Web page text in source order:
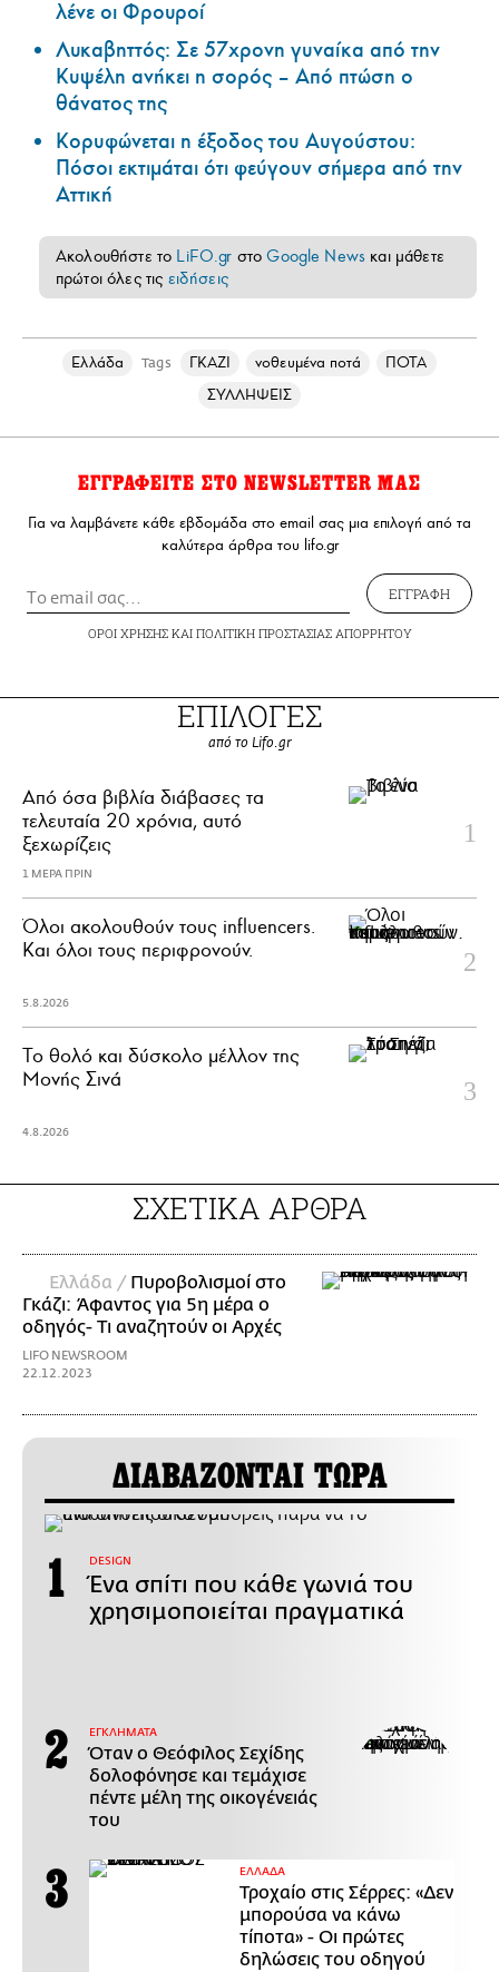
λένε οι Φρουροί
Λυκαβηττός: Σε 57χρονη γυναίκα από την
Κυψέλη ανήκει η σορός – Από πτώση ο
θάνατος της
Κορυφώνεται η έξοδος του Αυγούστου:
Πόσοι εκτιμάται ότι φεύγουν σήμερα από την
Αττική
Ακολουθήστε το LiFO.gr στοGoogle News και μάθετε
πρώτοι όλες τις ειδήσεις
Ελλάδα Tags ΓΚΑΖΙ νοθευμένα ποτά
ΠΟΤΑ
ΣΥΛΛΗΨΕΙΣ
ΕΓΓΡΑΦΕΙΤΕ ΣΤΟ NEWSLETTER ΜΑΣ
Για να λαμβάνετε κάθε εβδομάδα στο email σας μια επιλογή από τα
καλύτερα άρθρα του lifo.gr
ΕΓΓΡΑΦΗ
ΟΡΟΙ ΧΡΗΣΗΣΚΑΙ ΠΟΛΙΤΙΚΗ ΠΡΟΣΤΑΣΙΑΣ ΑΠΟΡΡΗΤΟΥ
ΕΠΙΛΟΓΕΣ
από το Lifo.gr
Από όσα βιβλία διάβασες τα
τελευταία 20 χρόνια, αυτό
ξεχωρίζεις
1 ΜΕΡΑ ΠΡΙΝ
Όλοι ακολουθούν τους influencers.
Και όλοι τους περιφρονούν.
5.8.2026
Το θολό και δύσκολο μέλλον της
Μονής Σινά
4.8.2026
ΣΧΕΤΙΚΑ ΑΡΘΡΑ
Ελλάδα / Πυροβολισμοί στο
Γκάζι: Άφαντος για 5η μέρα ο
οδηγός- Τι αναζητούν οι Αρχές
LIFO NEWSROOM
22.12.2023
ΔΙΑΒΑΖΟΝΤΑΙ ΤΩΡΑ
DESIGN
Ένα σπίτι που κάθε γωνιά του
χρησιμοποιείται πραγματικά
ΕΓΚΛΗΜΑΤΑ
Όταν ο Θεόφιλος Σεχίδης
δολοφόνησε και τεμάχισε
πέντε μέλη της οικογένειάς
του
ΕΛΛΑΔΑ
Τροχαίο στις Σέρρες: «Δεν
μπορούσα να κάνω
τίποτα» - Οι πρώτες
δηλώσεις του οδηγού